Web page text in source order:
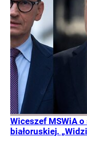
Wiceszef MSWiA
białoruskiej.